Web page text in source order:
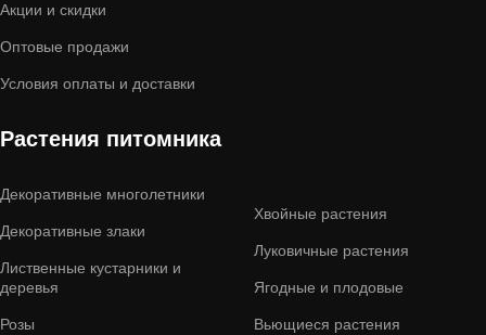
Акции и скидки
Оптовые продажи
Условия оплаты и доставки
Растения питомника
Декоративные многолетники
Декоративные злаки
Лиственные кустарники и
деревья
Розы
Хвойные растения
Луковичные растения
Ягодные и плодовые
Вьющиеся растения